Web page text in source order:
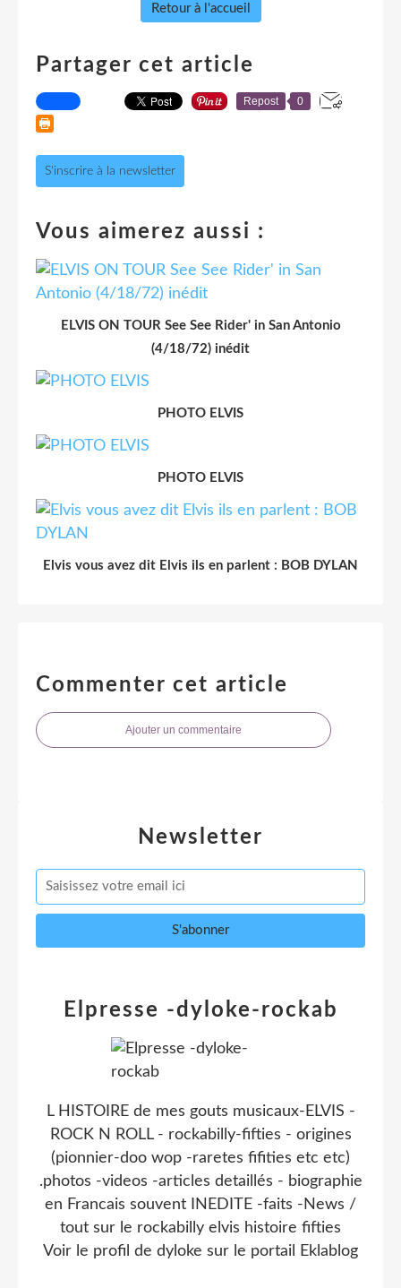
Retour à l'accueil
Partager cet article
Repost 0
S'inscrire à la newsletter
Vous aimerez aussi :
ELVIS ON TOUR See See Rider' in San Antonio
(4/18/72) inédit
PHOTO ELVIS
PHOTO ELVIS
Elvis vous avez dit Elvis ils en parlent : BOB DYLAN
Commenter cet article
Ajouter un commentaire
Newsletter
Elpresse -dyloke-rockab
L HISTOIRE de mes gouts musicaux-ELVIS -
ROCK N ROLL - rockabilly-fifties - origines
(pionnier-doo wop -raretes fifities etc etc)
.photos -videos -articles detaillés - biographie
en Francais souvent INEDITE -faits -News /
tout sur le rockabilly elvis histoire fifties
Voir le profil de dyloke sur le portail Eklablog